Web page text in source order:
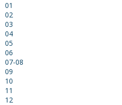
01
02
03
04
05
06
07-08
09
10
11
12